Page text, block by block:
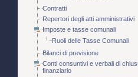
Contratti
Repertori degli atti amministrativi
Imposte e tasse comunali
Ruoli delle Tasse Comunali
Bilanci di previsione
Conti consuntivi e verbali di
finanziario